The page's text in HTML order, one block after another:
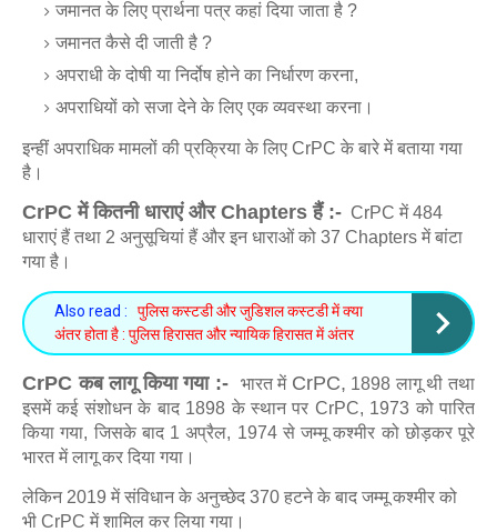
जमानत के लिए प्रार्थना पत्र कहां दिया जाता है ?
जमानत कैसे दी जाती है ?
अपराधी के दोषी या निर्दोष होने का निर्धारण करना,
अपराधियों को सजा देने के लिए एक व्यवस्था करना।
इन्हीं अपराधिक मामलों की प्रक्रिया के लिए CrPC के बारे में बताया गया
है।
CrPC में कितनी धाराएं और Chapters हैं :- CrPC में 484
धाराएं हैं तथा 2 अनुसूचियां हैं और इन धाराओं को 37 Chapters में बांटा
गया है।
Also read :
पुलिस कस्टडी और जुडिशल कस्टडी में क्या
अंतर होता है : पुलिस हिरासत और न्यायिक हिरासत में अंतर
CrPC कब लागू किया गया :- भारत में CrPC, 1898 लागू थी तथा
इसमें कई संशोधन के बाद 1898 के स्थान पर CrPC, 1973 को पारित
किया गया, जिसके बाद 1 अप्रैल, 1974 से जम्मू कश्मीर को छोड़कर पूरे
भारत में लागू कर दिया गया।
लेकिन 2019 में संविधान के अनुच्छेद 370 हटने के बाद जम्मू कश्मीर को
भी CrPC में शामिल कर लिया गया।